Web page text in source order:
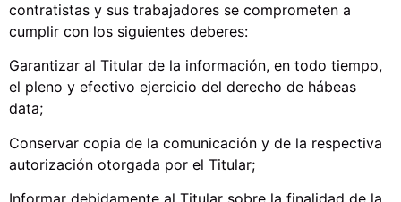
contratistas y sus trabajadores se comprometen a
cumplir con los siguientes deberes:
Garantizar al Titular de la información, en todo tiempo,
el pleno y efectivo ejercicio del derecho de hábeas
data;
Conservar copia de la comunicación y de la respectiva
autorización otorgada por el Titular;